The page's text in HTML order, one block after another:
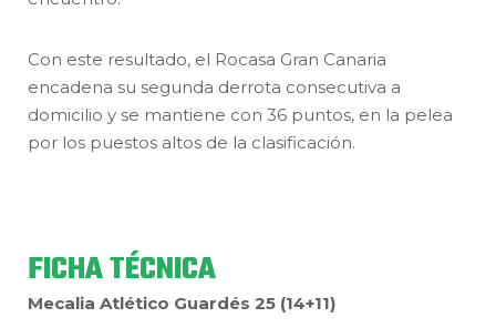
Con este resultado, el Rocasa Gran Canaria
encadena su segunda derrota consecutiva a
domicilio y se mantiene con 36 puntos, en la pelea
por los puestos altos de la clasificación.
FICHA TÉCNICA
Mecalia Atlético Guardés 25 (14+11)